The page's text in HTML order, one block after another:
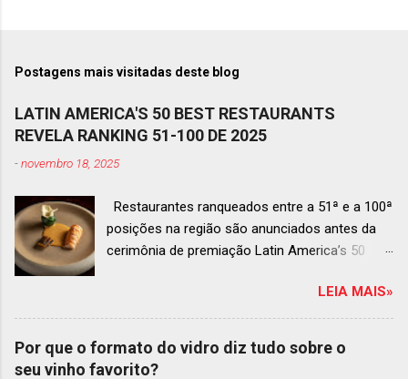
Postagens mais visitadas deste blog
LATIN AMERICA'S 50 BEST RESTAURANTS
REVELA RANKING 51-100 DE 2025
-novembro 18, 2025
Restaurantes ranqueados entre a 51ª e a 100ª
posições na região são anunciados antes da
cerimônia de premiação Latin America’s 50
de dezembro em Antígua, Guatemala
Prato do Origem, o brasileiro mais
bem ranqueado na lista estendida O Latin
America’s 50 Best Restaurants anunciou hoje a
LEIA MAIS»
Por que o formato do vidro diz tudo sobre o
seu vinho favorito?